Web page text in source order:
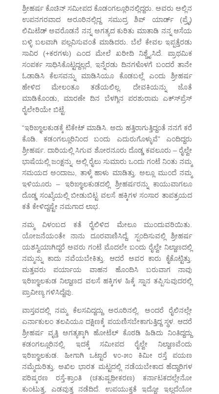
ಶ್ರೀಹರ್ಷ ಕೊಚಿನ್ ಸಮೀಪದ ಕೊಡಂಗಲ್ಲೂರಿನಲ್ಲಿದ್ದರು. ಅವರು ಅಲ್ಲಿನ
ಉಪನಗರವಾದ ಅರೂರಿನಲ್ಲಿದ್ದ ಸಮುದ್ರ ಶಿಪ್ ಯಾರ್ಡ್ (ಪ್ರೈ)
ಲಿಮಿಟೆಡ್ ಅವರೊಡನೆ ನನ್ನ ಅಗತ್ಯದ ಕುರಿತು ಮಾತಾಡಿ ನನ್ನ ಆಸೆಯ
ಬಳ್ಳಿ ಬಲವಾಗಿ ಪಲ್ಲವಿಸುವಂತೆ ಮಾಡಿದರು. ಬೆಲೆ ಕೇವಲ ಇಪ್ಪತ್ತೆರಡು
ಸಾವಿರ (+ಕರಗಳು) ಎಂದ ಮೇಲೆ ಖರೀದಿ ನಿಶ್ಚೈಸಿದೆ. ಪ್ರಾಥಮಿಕ
ಸಂಪರ್ಕ ಸಾಧಿಸಿಕೊಟ್ಟದ್ದಲ್ಲದೆ, ಇನ್ನೆರಡು ದಿನಗಳೊಳಗೆ ಬಂದರೆ ತಾನೇ
ಓಡಾಡಿಸಿ ಕೆಲಸವನ್ನು ಮಾಡಿಸಿಯೂ ಕೊಡಬಲ್ಲೆ ಎಂದು ಶ್ರೀಹರ್ಷ
ಹೇಳಿದ ಮೇಲಂತೂ ತಡೆಯಲಿಲ್ಲ. ದೇವಕಿಯನ್ನು ಜೊತೆ
ಮಾಡಿಕೊಂಡು, ಮಾರಣೇ ದಿನ ಬೆಳಗ್ಗಿನ ಪರಶುರಾಮ ಎಕ್ಸ್‍ಪ್ರೆಸ್
ರೈಲೇರಿಯೇ ಬಿಟ್ಟೆ.
“ಇರಿಙ್ಞಾಲಕುಡಕ್ಕೆ ಟಿಕೇಟ್ ಮಾಡಿಸಿ. ಅದು ಹತ್ತಿರಾಗುತ್ತಿದ್ದಂತೆ ನನಗೆ ಕರೆ
ಕೊಡಿ. ಕಡಂಗಲ್ಲೂರಿನಿಂದ ಬಂದು ಎದುರುಗೊಳ್ಳುವೆ” ಎಂದಿದ್ದರು
ಶ್ರೀಹರ್ಷ. ದಾರಿಯಲ್ಲಿ ಸಿಗುವ ಶೋರನೂರು ದೊಡ್ಡ ಕವಲೂರು – ರೈಲ್ವೇ
ಭಾಷೆಯಲ್ಲಿ ಜಂಕ್ಷನ್ನು. ಅಲ್ಲಿ ರೈಲು ಸುಮಾರು ಒಂದು ಗಂಟೆ ನಿಂತು ನಮ್ಮ
ಸಮಯದ ಅಂದಾಜು, ತಾಳ್ಮೆ ಹಾಳು ಮಾಡಿತ್ತು. ಅಲ್ಲೂ ಮುಂದೆ ನಮ್ಮ
ಇಳಿಯೂರು – ಇರಿಙ್ಞಾಲಕುಡದಲ್ಲಿ ಶ್ರೀಹರ್ಷರನ್ನು ಕಾಯುವಾಗಲೂ
ದೊಡ್ಡ ಸಂಖ್ಯೆಯಲ್ಲಿ ಬೀಡುಬಿಟ್ಟ ವಲಸೆ ಹಕ್ಕಿಗಳ ಸಂಸಾರ ತಾಪತ್ರಯದ
ಕತೆ ಕೇಳಿದ್ದಷ್ಟೇ ನಮಗಾದ ಲಾಭ.
ನಮ್ಮ ವಿಳಂಬದ ಕತೆ ರೈಲಿಳಿದ ಮೇಲೂ ಮುಂದುವರಿಯಿತು.
ಯೋಜನೆಯಂತೇ ನಾನು ದೂರವಾಣಿಸಿದ್ದೆ. ಸ್ಪಂದಿಸುವಲ್ಲಿ ಶ್ರೀಹರ್ಷ
ಯಶಸ್ವಿಯಾಗಿದ್ದರೆ ಅವರು ಗಂಟೆ ಮೊದಲೇ ಬಂದು ರೈಲ್ವೇ ನಿಲ್ದಾಣದಲ್ಲಿ
ನಮ್ಮನ್ನು ಕಾದು ನವೆಯಬೇಕಿತ್ತು. ಆದರೆ ಅವರ ಕಾರು ಕೈಕೊಟ್ಟಿತ್ತು.
ಮತ್ತವರು ಪರ್ಯಾಯ ವಾಹನ ಹೊಂದಿಸಿ ಬರುವಾಗ ನಾವು
ಇರಿಙ್ಞಾಲಕುಡ ನಿಲ್ದಾಣದ ವಲಸೆ ಹಕ್ಕಿಗಳ ಹಿಕ್ಕೆ ಸ್ನಾನ ತಪ್ಪಿಸುವುದರಲ್ಲಿ
ಪ್ರಾವೀಣ್ಯ ಗಳಿಸಿದ್ದೆವು.
ವಾಸ್ತವದಲ್ಲಿ ನಮ್ಮ ಕೆಲಸವಿದ್ದದ್ದು ಅರೂರಿನಲ್ಲಿ. ಅಂದರೆ ರೈಲಿನಲ್ಲೇ
ಎರ್ನಾಕುಲಂ ತಲಪಿಯೂ ದಕ್ಷಿಣಕ್ಕೆ ಪಯಣಿಸಬೇಕಾಗುತ್ತಿದ್ದ ಸ್ಥಳ. ಆದರೆ
ಶ್ರೀಹರ್ಷ ವೃತ್ತಿ ಅಗತ್ಯಕ್ಕಾಗಿ ಹೋಟೆಲ್ ಕೊಠಡಿ ಹಿಡಿದು ನಿಂತಿದ್ದದ್ದು
ಕಡಂಗಲ್ಲೂರಿನಲ್ಲಿ. ಇದಕ್ಕೆ ಸಮೀಪದ ರೈಲ್ವೇ ನಿಲ್ದಾಣವೆಂದು
ಇರಿಙ್ಞಾಲಕುಡ. ಹೀಗಾಗಿ ಒಟ್ಟಾರೆ ೪೦-೫೦ ಕಿಮೀ ರಸ್ತೆ ಪಯಣ
ನಮ್ಮೆದುರಿತ್ತು. ಅಖಿಲ ಭಾರತ ಮಟ್ಟದಲ್ಲಿ ನಡೆಯಬೇಕಾದ ಹೆದ್ದಾರಿಗಳ
ಪರಿಷ್ಕರಣ ರಸ್ತೆ-ಕ್ರಾಂತಿ (ಚತುಷ್ಪಥೀಕರಣ) ಕರ್ನಾಟಕದಲ್ಲೇನೋ
ಕುಂಟುತ್ತ, ಎಡವುತ್ತ ನಡೆದಿದೆ. ಉಪಯುಕ್ತತೆ ಇದ್ದೋ ಇಲ್ಲದೆಯೋ